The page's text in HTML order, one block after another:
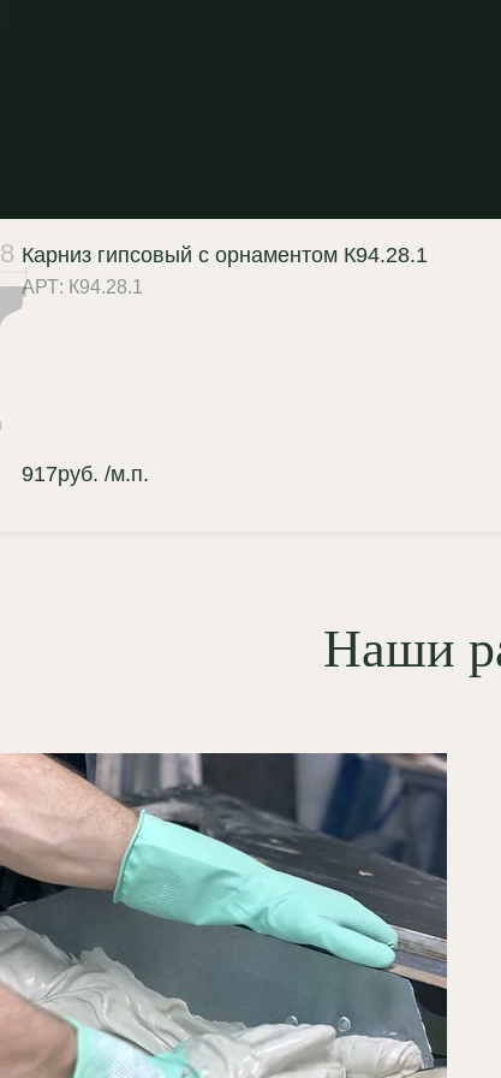
материал (класс
опасности КМ0);
по запросу;
реставрации:
декор долговечен и легко
Финишная обработка
рельеф, подчёркивает объём
аканта и позволяет точно
декор с колористикой и
интерьера.
Карниз гипсовый с орнаментом К94.28.1
АРТ: К94.28.1
917руб. /м.п.
Наши